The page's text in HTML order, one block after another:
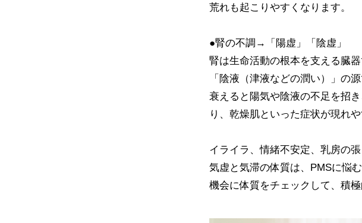
荒れも起こりやすくなります。
●腎の不調→「陽虚」「陰虚」
腎は生命活動の根本を支える臓
「陰液（津液などの潤い）」の
衰えると陽気や陰液の不足を招
り、乾燥肌といった症状が現れや
イライラ、情緒不安定、乳房の
気虚と気滞の体質は、PMSに悩
機会に体質をチェックして、積